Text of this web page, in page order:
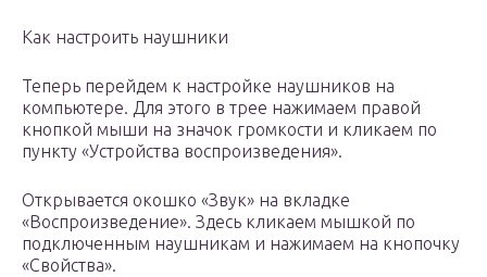
Как настроить наушники
Теперь перейдем к настройке наушников на
компьютере. Для этого в трее нажимаем правой
кнопкой мыши на значок громкости и кликаем по
пункту «Устройства воспроизведения».
Открывается окошко «Звук» на вкладке
«Воспроизведение». Здесь кликаем мышкой по
подключенным наушникам и нажимаем на кнопочку
«Свойства».